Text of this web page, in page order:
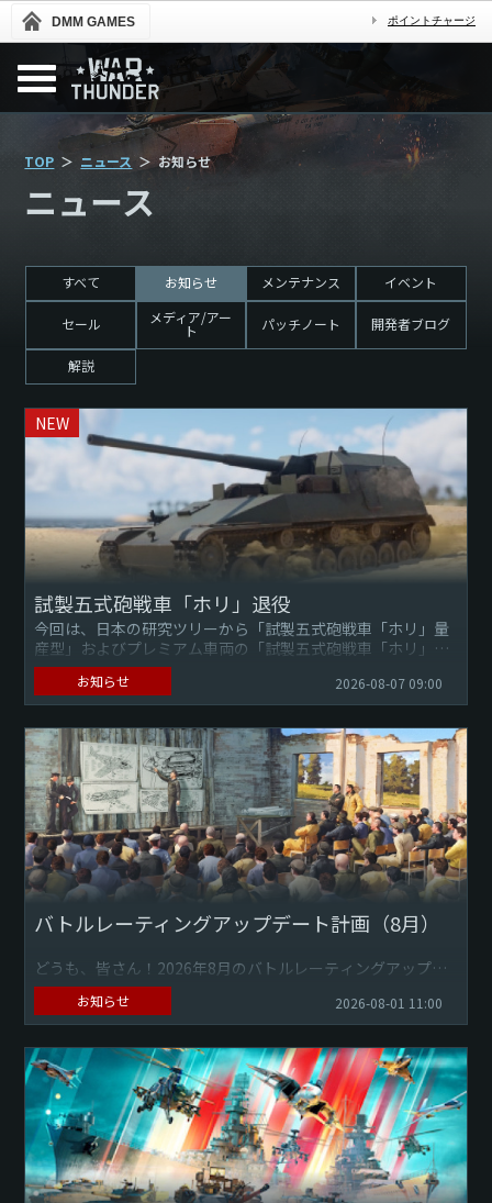
DMM GAMES ポイントチャージ
TOP ニュース お知らせ
ニュース
すべて お知らせ メンテナンス イベント
セール メディア/アー
ト パッチノート 開発者ブログ
解説
NEW
試製五式砲戦車「ホリ」退役
今回は、日本の研究ツリーから「試製五式砲戦車「ホリ」量
産型」およびプレミアム車両の「試製五式砲戦車「ホリ」試
作型」の両自走砲の削除と、それぞれの販売終了について事
前にお知らせします...
お知らせ 2026-08-07 09:00
バトルレーティングアップデート計画（8月）
どうも、皆さん！2026年8月のバトルレーティングアップデ
ート計画にようこそ。今回は、航空機、地上車両、艦艇の
BR（バトルレーティング）の変更を実施予定です。ぜひ下部
フォーラム...
お知らせ 2026-08-01 11:00